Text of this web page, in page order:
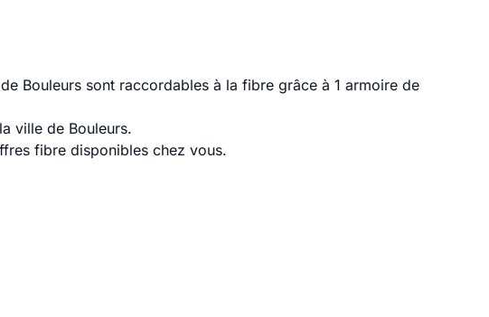
Bouleurs sont raccordables à la fibre grâce à 1 armoire de
ville de Bouleurs.
fibre disponibles chez vous.